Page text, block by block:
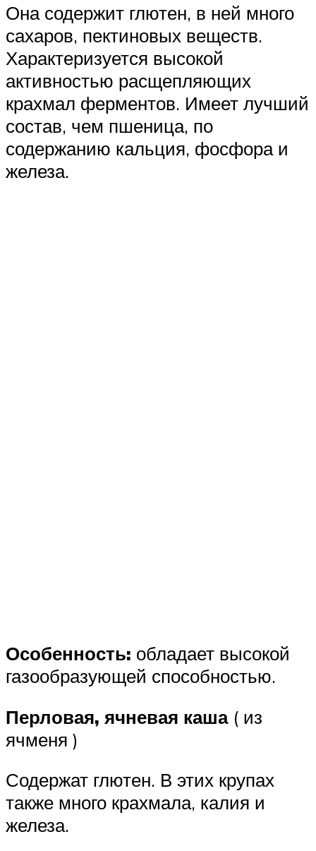
Она содержит глютен, в ней много
сахаров, пектиновых веществ.
Характеризуется высокой
активностью расщепляющих
крахмал ферментов. Имеет лучший
состав, чем пшеница, по
содержанию кальция, фосфора и
железа.
Особенность: обладает высокой
газообразующей способностью.
Перловая, ячневая каша( из
ячменя )
Содержат глютен. В этих крупах
также много крахмала, калия и
железа.